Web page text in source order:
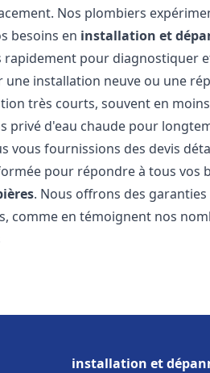
Nos plombiers
besoins en installation et
rapidement pour diagnostiquer
une installation neuve ou une
très courts, souvent en
privé d'eau chaude pour
fournissions des devis
pour répondre à tous vos
. Nous offrons des
comme en témoignent nos
installation et